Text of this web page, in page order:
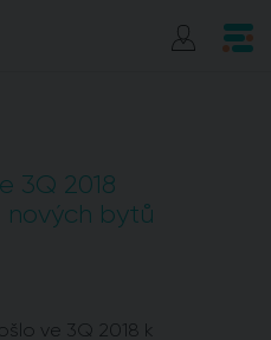
3Q 2018
bytů
ve 3Q 2018 k